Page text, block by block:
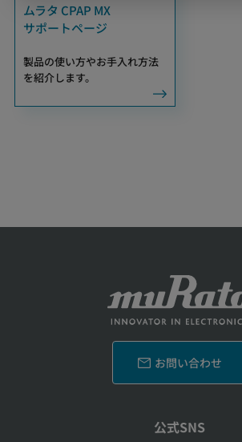
ムラタ CPAP MX
サポートページ
製品の使い方やお手入れ方法
を紹介します。
お問い合わせ
公式SNS